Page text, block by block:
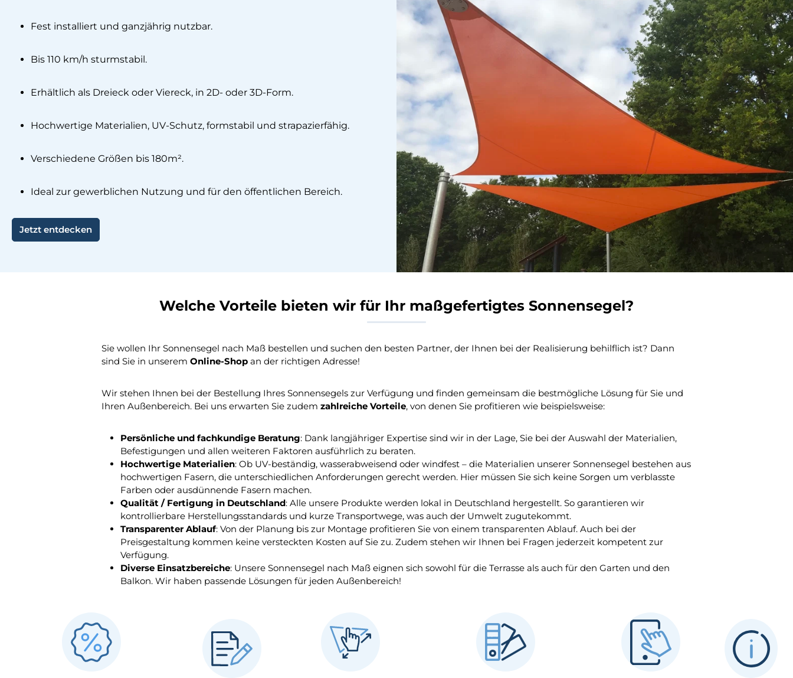
Fest installiert und ganzjährig nutzbar.
Bis 110 km/h sturmstabil.
Erhältlich als Dreieck oder Viereck, in 2D- oder 3D-Form.
Hochwertige Materialien, UV-Schutz, formstabil und strapazierfähig.
Verschiedene Größen bis 180m².
Ideal zur gewerblichen Nutzung und für den öffentlichen Bereich.
Jetzt entdecken
Welche Vorteile bieten wir für Ihr maßgefertigtes Sonnensegel?
Sie wollen Ihr Sonnensegel nach Maß bestellen und suchen den besten Partner, der Ihnen bei der Realisierung behilflich ist? Dann
sind Sie in unserem Online-Shop an der richtigen Adresse!
Wir stehen Ihnen bei der Bestellung Ihres Sonnensegels zur Verfügung und finden gemeinsam die bestmögliche Lösung für Sie und
Ihren Außenbereich. Bei uns erwarten Sie zudem zahlreiche Vorteile, von denen Sie profitieren wie beispielsweise:
Persönliche und fachkundige Beratung: Dank langjähriger Expertise sind wir in der Lage, Sie bei der Auswahl der Materialien,
Befestigungen und allen weiteren Faktoren ausführlich zu beraten.
Hochwertige Materialien: Ob UV-beständig, wasserabweisend oder windfest – die Materialien unserer Sonnensegel bestehen aus
hochwertigen Fasern, die unterschiedlichen Anforderungen gerecht werden. Hier müssen Sie sich keine Sorgen um verblasste
Farben oder ausdünnende Fasern machen.
Qualität / Fertigung in Deutschland: Alle unsere Produkte werden lokal in Deutschland hergestellt. So garantieren wir
kontrollierbare Herstellungsstandards und kurze Transportwege, was auch der Umwelt zugutekommt.
Transparenter Ablauf: Von der Planung bis zur Montage profitieren Sie von einem transparenten Ablauf. Auch bei der
Preisgestaltung kommen keine versteckten Kosten auf Sie zu. Zudem stehen wir Ihnen bei Fragen jederzeit kompetent zur
Verfügung.
Diverse Einsatzbereiche: Unsere Sonnensegel nach Maß eignen sich sowohl für die Terrasse als auch für den Garten und den
Balkon. Wir haben passende Lösungen für jeden Außenbereich!